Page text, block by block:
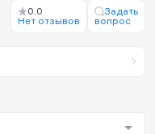
0.0
Нет отзывов
Задать
вопрос